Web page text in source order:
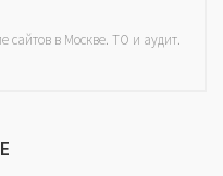
сайтов в Москве. ТО и аудит.